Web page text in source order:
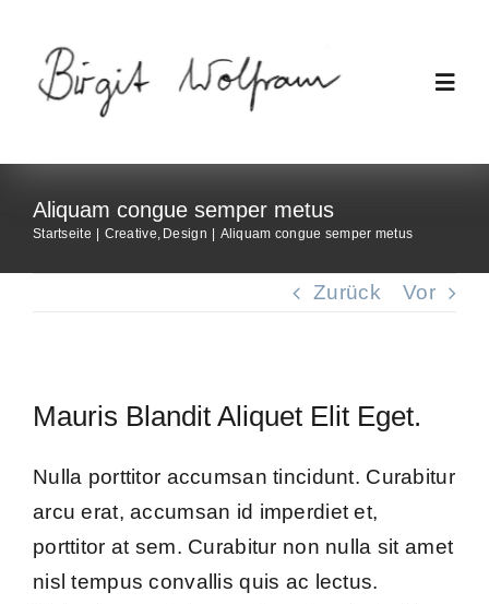
Inhalt
springen
Start
Themen
Aliquam congue semper metus
Startseite Creative Design Aliquam congue semper metus
Zurück Vor
Mauris Blandit Aliquet Elit Eget.
Nulla porttitor accumsan tincidunt. Curabitur
arcu erat, accumsan id imperdiet et,
porttitor at sem. Curabitur non nulla sit amet
nisl tempus convallis quis ac lectus.